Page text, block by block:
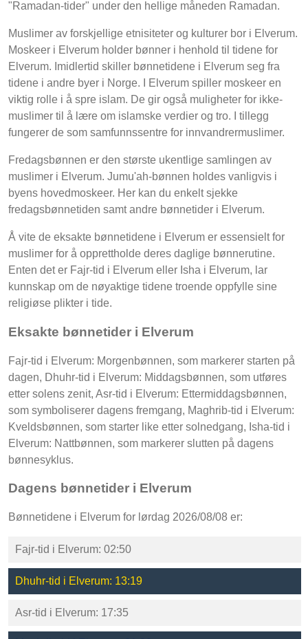
"Ramadan-tider" under den hellige måneden Ramadan.
Muslimer av forskjellige etnisiteter og kulturer bor i Elverum.
Moskeer i Elverum holder bønner i henhold til tidene for
Elverum. Imidlertid skiller bønnetidene i Elverum seg fra
tidene i andre byer i Norge. I Elverum spiller moskeer en
viktig rolle i å spre islam. De gir også muligheter for ikke-
muslimer til å lære om islamske verdier og tro. I tillegg
fungerer de som samfunnssentre for innvandrermuslimer.
Fredagsbønnen er den største ukentlige samlingen av
muslimer i Elverum. Jumu'ah-bønnen holdes vanligvis i
byens hovedmoskeer. Her kan du enkelt sjekke
fredagsbønnetiden samt andre bønnetider i Elverum.
Å vite de eksakte bønnetidene i Elverum er essensielt for
muslimer for å opprettholde deres daglige bønnerutine.
Enten det er Fajr-tid i Elverum eller Isha i Elverum, lar
kunnskap om de nøyaktige tidene troende oppfylle sine
religiøse plikter i tide.
Eksakte bønnetider i Elverum
Fajr-tid i Elverum: Morgenbønnen, som markerer starten på
dagen, Dhuhr-tid i Elverum: Middagsbønnen, som utføres
etter solens zenit, Asr-tid i Elverum: Ettermiddagsbønnen,
som symboliserer dagens fremgang, Maghrib-tid i Elverum:
Kveldsbønnen, som starter like etter solnedgang, Isha-tid i
Elverum: Nattbønnen, som markerer slutten på dagens
bønnesyklus.
Dagens bønnetider i Elverum
Bønnetidene i Elverum for lørdag 2026/08/08 er:
Fajr-tid i Elverum: 02:50
Dhuhr-tid i Elverum: 13:19
Asr-tid i Elverum: 17:35